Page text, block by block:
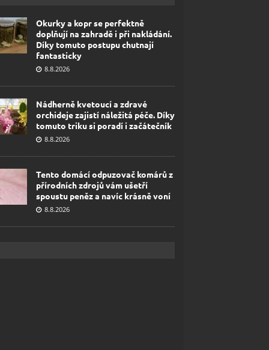
Okurky a kopr se perfektně
doplňují na zahradě i při nakládání.
Díky tomuto postupu chutnají
fantasticky
8.8.2026
Nádherně kvetoucí a zdravé
orchideje zajistí náležitá péče. Díky
tomuto triku si poradí i začátečník
8.8.2026
Tento domácí odpuzovač komárů z
přírodních zdrojů vám ušetří
spoustu peněz a navíc krásně voní
8.8.2026